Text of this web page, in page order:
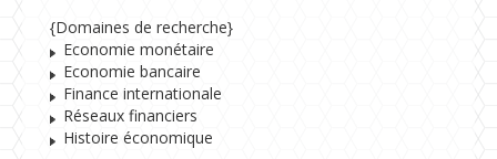
{Domaines de recherche}
Economie monétaire
Economie bancaire
Finance internationale
Réseaux financiers
Histoire économique